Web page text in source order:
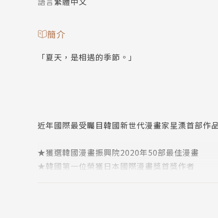
簡介
「夏天，是相遇的季節。」
近年國際最受矚目韓國新世代漫畫家星溧首部作品
★獲選韓國漫畫振興院2020年50部最佳漫畫
★韓國第一位榮獲日本國際漫畫獎首獎作者